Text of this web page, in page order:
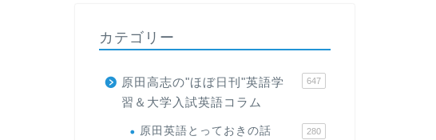
カテゴリー
原田高志の"ほぼ日刊"英語学
習＆大学入試英語コラム
647
原田英語とっておきの話 280